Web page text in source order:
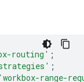
routing' ;
;
'workbox-range-